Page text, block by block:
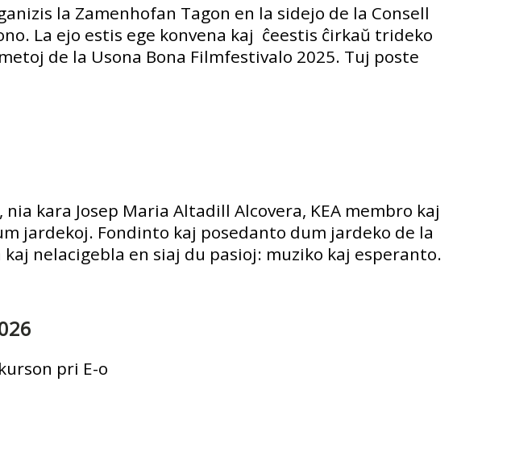
la Zamenhofan Tagon en la sidejo de la Consell
La ejo estis ege konvena kaj ĉeestis ĉirkaŭ trideko
de la Usona Bona Filmfestivalo 2025. Tuj poste
kara Josep Maria Altadill Alcovera, KEA membro kaj
jardekoj. Fondinto kaj posedanto dum jardeko de la
nelacigebla en siaj du pasioj: muziko kaj esperanto.
pri E-o